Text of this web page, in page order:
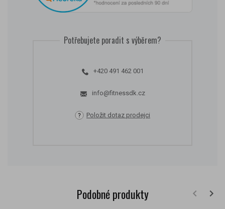
Potřebujete poradit s výběrem?
+420 491 462 001
info@fitnessdk.cz
Položit dotaz prodejci
Podobné produkty